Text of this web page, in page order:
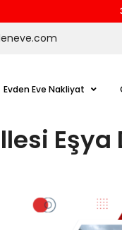
Evden Eve Nakliyat
Eşya